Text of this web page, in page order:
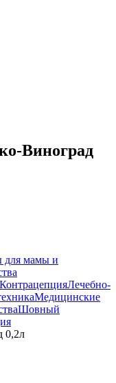
Виноград
для мамы и
КонтрацепцияЛечебно-
Медицинские
Шовный
0,2л